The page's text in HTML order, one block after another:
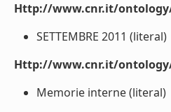
Http://www.cnr.it/
SETTEMBRE 2011 (literal)
Http://www.cnr.it/
Memorie interne (literal)